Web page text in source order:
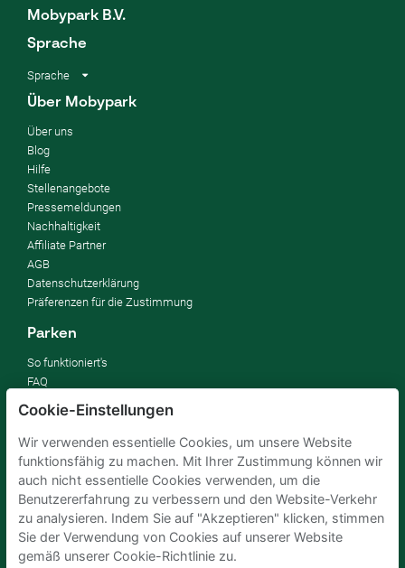
Cookie-Einstellungen
Wir verwenden essentielle Cookies, um unsere Website
funktionsfähig zu machen. Mit Ihrer Zustimmung können wir
auch nicht essentielle Cookies verwenden, um die
Benutzererfahrung zu verbessern und den Website-Verkehr
zu analysieren. Indem Sie auf "Akzeptieren" klicken, stimmen
Sie der Verwendung von Cookies auf unserer Website
gemäß unserer Cookie-Richtlinie zu.
Mobypark B.V.
Sprache
Sprache
Über Mobypark
Über uns
Blog
Hilfe
Stellenangebote
Pressemeldungen
Nachhaltigkeit
Affiliate Partner
AGB
Datenschutzerklärung
Präferenzen für die Zustimmung
Parken
So funktioniert's
FAQ
Vermieten
Parkplatz vermieten
Für Unternehmen
Verbessern Sie Ihre SDGs
Business-Blog